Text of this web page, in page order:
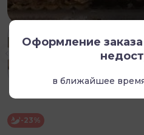
-23%
Оформление
в ближайшее